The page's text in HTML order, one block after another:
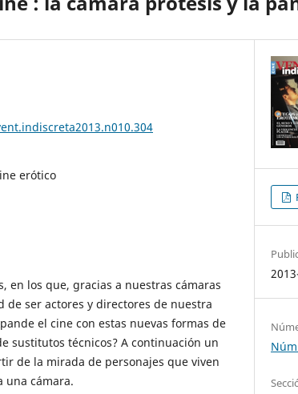
erótico
en los que, gracias a nuestras cámaras
de ser actores y directores de nuestra
el cine con estas nuevas formas de
sustitutos técnicos? A continuación un
de la mirada de personajes que viven
una cámara.